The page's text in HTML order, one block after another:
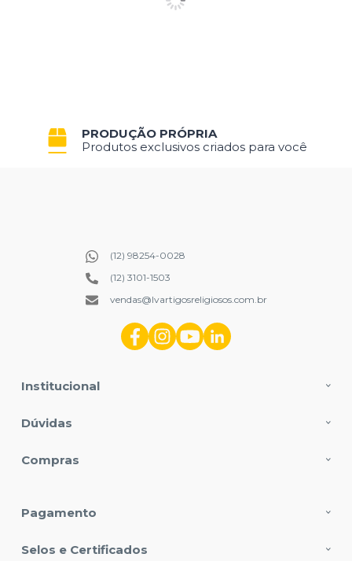
PRODUÇÃO PRÓPRIA
Produtos exclusivos criados para você
Institucional
Dúvidas
Compras
(12) 98254-0028
(12) 3101-1503
vendas@lvartigosreligiosos.com.br
Pagamento
Selos e Certificados